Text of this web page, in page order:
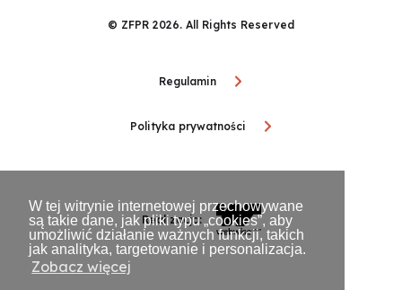
W tej witrynie internetowej przechowywane
są takie dane, jak pliki typu „cookies”, aby
umożliwić działanie ważnych funkcji, takich
jak analityka, targetowanie i personalizacja.
Zobacz więcej
© ZFPR 2026. All Rights Reserved
Regulamin
Polityka prywatności
Realizacja: